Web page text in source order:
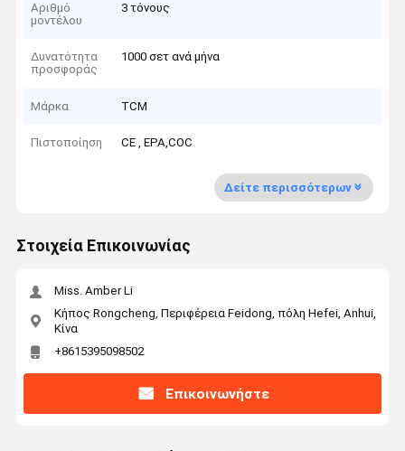
Αριθμό
μοντέλου
3 τόνους
Δυνατότητα
προσφοράς
1000 σετ ανά μήνα
Μάρκα TCM
Πιστοποίηση CE , EPA,COC
Δείτε περισσότερων
Στοιχεία Επικοινωνίας
Miss. Amber Li
Κήπος Rongcheng, Περιφέρεια Feidong, πόλη Hefei, Anhui,
Κίνα
+8615395098502
Επικοινωνήστε